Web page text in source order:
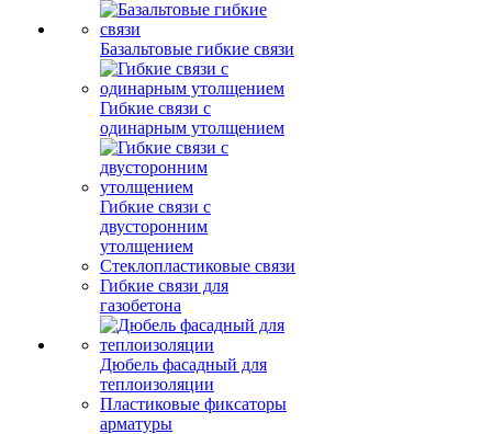
Базальтовые гибкие связи
Гибкие связи с
одинарным утолщением
Гибкие связи с
двусторонним
утолщением
Стеклопластиковые связи
Гибкие связи для
газобетона
Дюбель фасадный для
теплоизоляции
Пластиковые фиксаторы
арматуры